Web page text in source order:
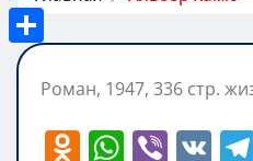
Роман, 1947, 336 стр.
O W Vi V
Telegram
Отправить